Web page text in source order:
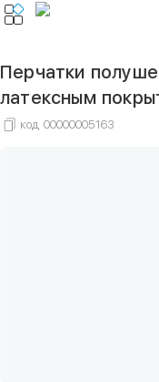
Перчатки
латексным
код 00000005163